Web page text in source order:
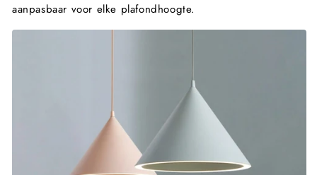
aanpasbaar voor elke plafondhoogte.